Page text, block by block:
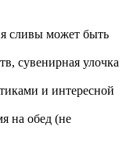
сливы может быть
сувенирная улочка
и интересной
на обед (не